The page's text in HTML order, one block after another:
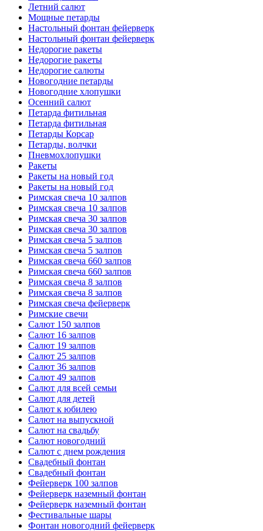
Летний салют
Мощные петарды
Настольный фонтан фейерверк
Настольный фонтан фейерверк
Недорогие ракеты
Недорогие ракеты
Недорогие салюты
Новогодние петарды
Новогодние хлопушки
Осенний салют
Петарда фитильная
Петарда фитильная
Петарды Корсар
Петарды, волчки
Пневмохлопушки
Ракеты
Ракеты на новый год
Ракеты на новый год
Римская свеча 10 залпов
Римская свеча 10 залпов
Римская свеча 30 залпов
Римская свеча 30 залпов
Римская свеча 5 залпов
Римская свеча 5 залпов
Римская свеча 660 залпов
Римская свеча 660 залпов
Римская свеча 8 залпов
Римская свеча 8 залпов
Римская свеча фейерверк
Римские свечи
Салют 150 залпов
Салют 16 залпов
Салют 19 залпов
Салют 25 залпов
Салют 36 залпов
Салют 49 залпов
Салют для всей семьи
Салют для детей
Салют к юбилею
Салют на выпускной
Салют на свадьбу
Салют новогодний
Салют с днем рождения
Свадебный фонтан
Свадебный фонтан
Фейерверк 100 залпов
Фейерверк наземный фонтан
Фейерверк наземный фонтан
Фестивальные шары
Фонтан новогодний фейерверк